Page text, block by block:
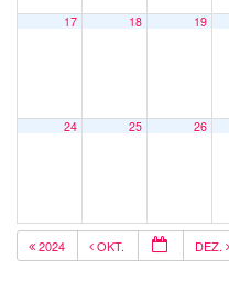
17 18 19
24 25 26
2024 OKT. DEZ.